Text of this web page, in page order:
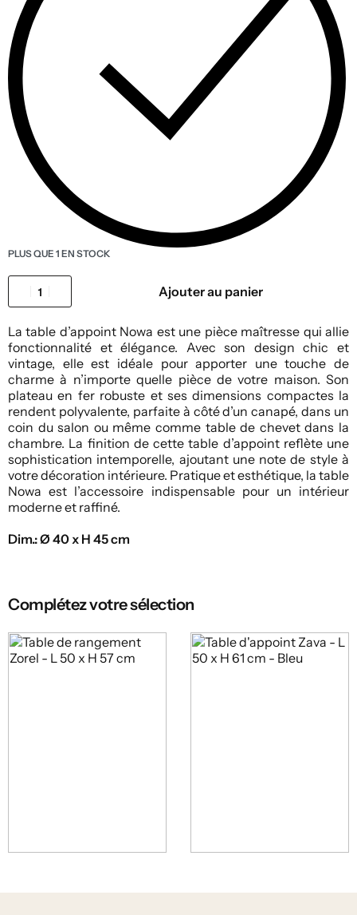
PLUS QUE 1 EN STOCK
Ajouter au panier
La table d’appoint Nowa est une pièce maîtresse qui allie
fonctionnalité et élégance. Avec son design chic et
vintage, elle est idéale pour apporter une touche de
charme à n’importe quelle pièce de votre maison. Son
plateau en fer robuste et ses dimensions compactes la
rendent polyvalente, parfaite à côté d’un canapé, dans un
coin du salon ou même comme table de chevet dans la
chambre. La finition de cette table d’appoint reflète une
sophistication intemporelle, ajoutant une note de style à
votre décoration intérieure. Pratique et esthétique, la table
Nowa est l’accessoire indispensable pour un intérieur
moderne et raffiné.
Dim.: Ø 40 x H 45 cm
Complétez votre sélection